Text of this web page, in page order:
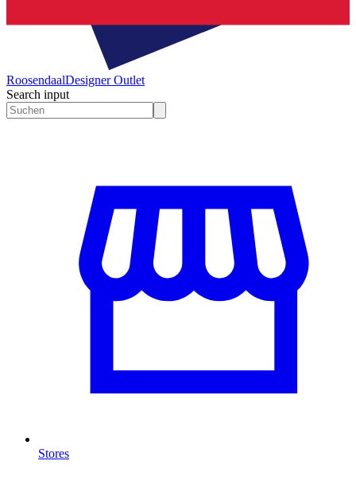
RoosendaalDesigner Outlet
Search input
Stores